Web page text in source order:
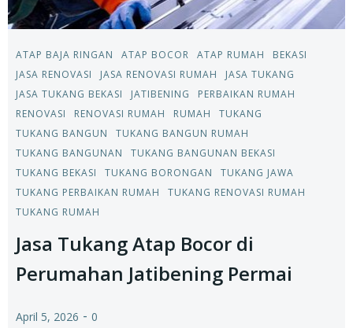
ATAP BAJA RINGAN ATAP BOCOR ATAP RUMAH
BEKASI
JASA RENOVASI
JASA RENOVASI RUMAH
JASA TUKANG
JASA TUKANG BEKASI
JATIBENING
PERBAIKAN RUMAH
RENOVASI
RENOVASI RUMAH RUMAH
TUKANG
TUKANG BANGUN
TUKANG BANGUN RUMAH
TUKANG BANGUNAN
TUKANG BANGUNAN BEKASI
TUKANG BEKASI
TUKANG BORONGAN
TUKANG JAWA
TUKANG PERBAIKAN RUMAH
TUKANG RENOVASI RUMAH
TUKANG RUMAH
Jasa Tukang Atap Bocor di
Perumahan Jatibening Permai
April 5, 2026 - 0